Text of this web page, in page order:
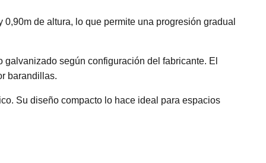
de altura, lo que permite una progresión gradual
según configuración del fabricante. El
barandillas.
Su diseño compacto lo hace ideal para espacios